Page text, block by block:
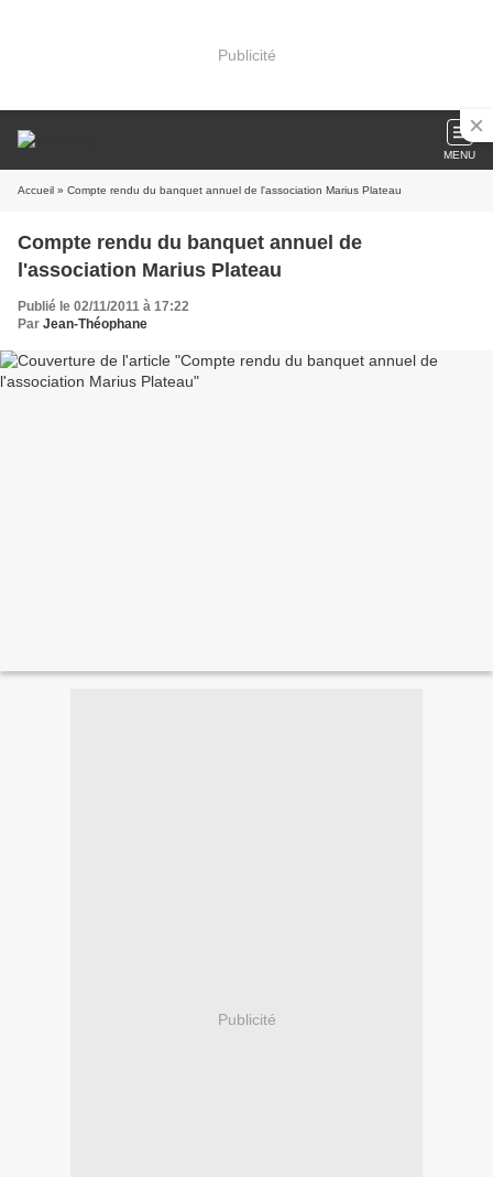
Publicité
MENU
Accueil » Compte rendu du banquet annuel de l'association Marius Plateau
Compte rendu du banquet annuel de
l'association Marius Plateau
Publié le 02/11/2011 à 17:22
Par Jean-Théophane
Publicité